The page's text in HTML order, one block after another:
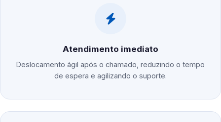
Atendimento imediato
Deslocamento ágil após o chamado, reduzindo o tempo
de espera e agilizando o suporte.